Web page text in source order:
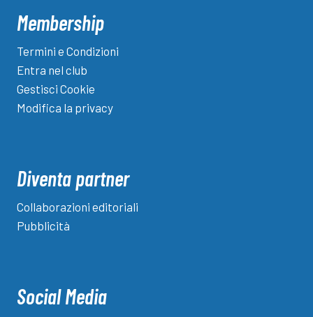
Membership
Termini e Condizioni
Entra nel club
Gestisci Cookie
Modifica la privacy
Diventa partner
Collaborazioni editoriali
Pubblicità
Social Media